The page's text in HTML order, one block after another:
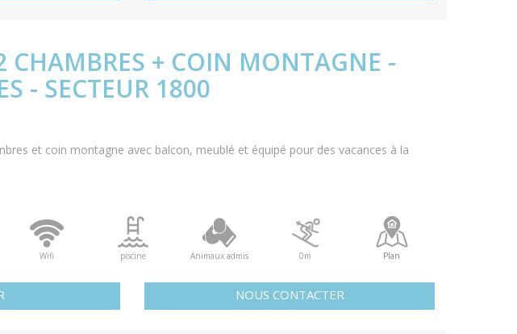
CHAMBRES + COIN MONTAGNE -
- SECTEUR 1800
et coin montagne avec balcon, meublé et équipé pour des vacances à la
Wifi piscine Animaux admis 0m Plan
NOUS CONTACTER